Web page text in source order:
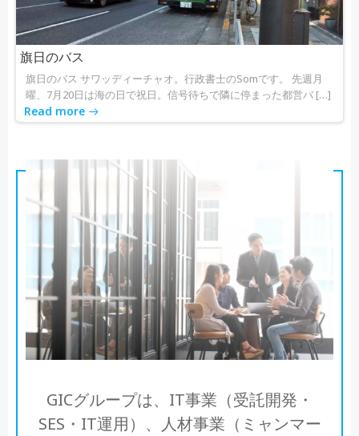
旗日のバス
旗日のバス サワッディーチャオ。行政書士のSomです。 先週月
曜、7月20日は海の日で祝日。信号待ちで隣に停まった都営バ […]
Read more
GICグループは、IT事業（受託開発・
SES・IT運用）、人材事業（ミャンマー